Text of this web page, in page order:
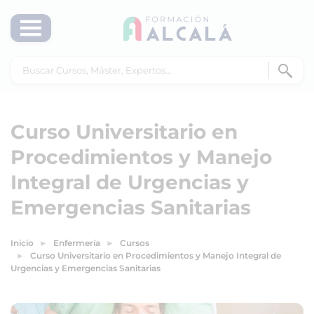
Curso Universitario en
Procedimientos y Manejo
Integral de Urgencias y
Emergencias Sanitarias
Inicio Enfermería
Cursos
Curso Universitario en Procedimientos y Manejo Integral de
Urgencias y Emergencias Sanitarias